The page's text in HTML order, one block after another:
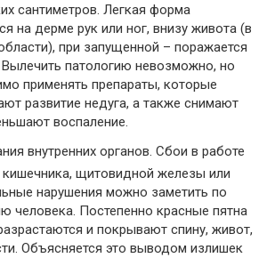
сантиметров. Легкая форма
на дерме рук или ног, внизу живота (в
при запущенной – поражается
Вылечить патологию невозможно, но
применять препараты, которые
развитие недуга, а также снимают
воспаление.
внутренних органов. Сбои в работе
щитовидной железы или
нарушения можно заметить по
человека. Постепенно красные пятна
и покрывают спину, живот,
Объясняется это выводом излишек